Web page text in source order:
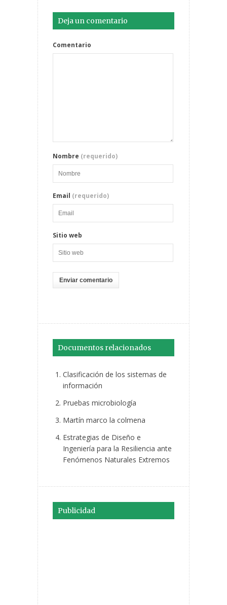
Deja un comentario
Comentario
Nombre (requerido)
Email (requerido)
Sitio web
Documentos relacionados
Clasificación de los sistemas de
información
Pruebas microbiología
Martín marco la colmena
Estrategias de Diseño e
Ingeniería para la Resiliencia ante
Fenómenos Naturales Extremos
Publicidad